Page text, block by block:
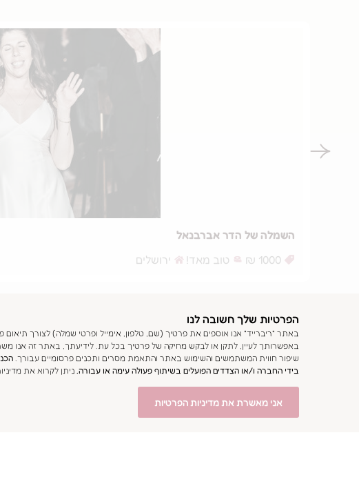
השמלה של הדר אברבנאל
1000 ₪
טוב מאד! ירושלים
הפרטיות שלך חשובה לנו
באתר "ריברייד" אנו אוספים את פרטיך (שם, טלפון, אימייל ופרטי שמלה) לצורך
שיפור חווית המשתמשים והשימוש באתר והתאמת מסרים ותכנים פרסומיים עבורך.
בידי החברה ו/או הצדדים הפועלים בשיתוף פעולה עימה או עבורה. ניתן לקרוא את
אני מאשרת את מדיניות הפרטיות